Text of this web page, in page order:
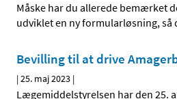
Måske har du allerede bemærket
udviklet en ny formularløsning, så
Bevilling til at drive
|25. maj 2023 |
Lægemiddelstyrelsen har den 25.